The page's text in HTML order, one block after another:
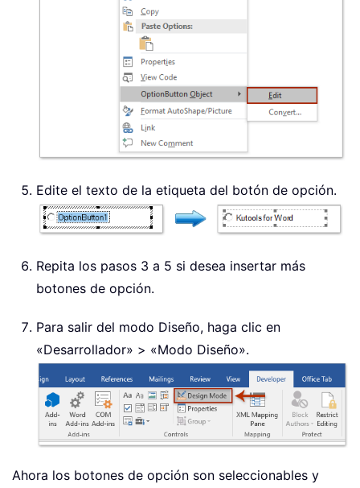
Edite el texto de la etiqueta del botón de opción.
Repita los pasos 3 a 5 si desea insertar más
botones de opción.
Para salir del modo Diseño, haga clic en
«Desarrollador» > «Modo Diseño».
Ahora los botones de opción son seleccionables y